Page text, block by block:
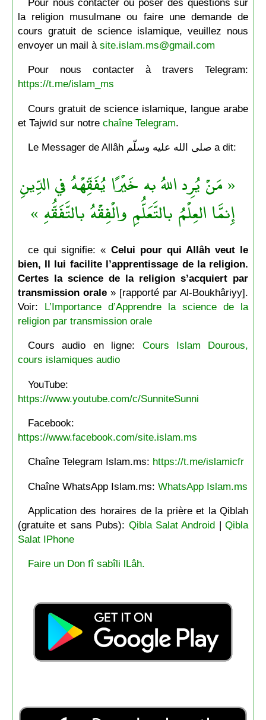
la religion musulmane ou faire une demande de
cours gratuit de science islamique, veuillez nous
envoyer un mail à site.islam.ms@gmail.com
Pour nous contacter à travers Telegram:
https://t.me/islam_ms
Cours gratuit de science islamique, langue arabe
et Tajwīd sur notre chaîne Telegram.
Le Messager de Allâh صلى الله عليه وسلّم a dit:
« مَنْ يُرِد اللهُ به خَيْرًا يُفَقِّهْهُ في الدِّينِ
إِنمَّا العِلْمُ بالتَّعَلُّمِ والْفِقْهُ بالتَّفَقُّهِ »
ce qui signifie: « Celui pour qui Allâh veut le
bien, Il lui facilite l’apprentissage de la religion.
Certes la science de la religion s’acquiert par
transmission orale» [rapporté par Al-Boukhâriyy].
Voir: L’Importance d’Apprendre la science de la
religion par transmission orale
Cours audio en ligne: Cours Islam Dourous,
cours islamiques audio
YouTube:
https://www.youtube.com/c/SunniteSunni
Facebook:
https://www.facebook.com/site.islam.ms
Chaîne Telegram Islam.ms: https://t.me/islamicfr
Chaîne WhatsApp Islam.ms: WhatsApp Islam.ms
Application des horaires de la prière et la Qiblah
(gratuite et sans Pubs): Qibla Salat Android |Qibla
Salat IPhone
Faire un Don fî sabîli lLâh.